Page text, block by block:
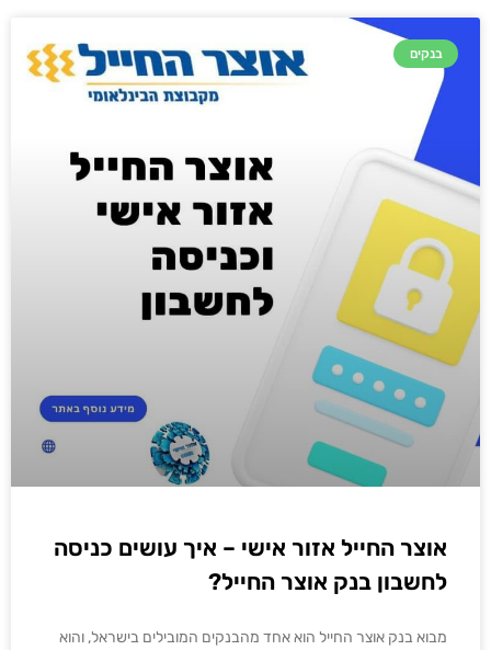
בנקים
אוצר החייל אזור אישי – איך עושים כניסה
לחשבון בנק אוצר החייל?
מבוא בנק אוצר החייל הוא אחד מהבנקים המובילים בישראל, והוא